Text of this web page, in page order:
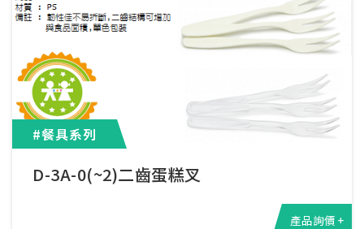
#餐具系列
D-3A-0(~2)二齒蛋糕叉
產品詢價 +